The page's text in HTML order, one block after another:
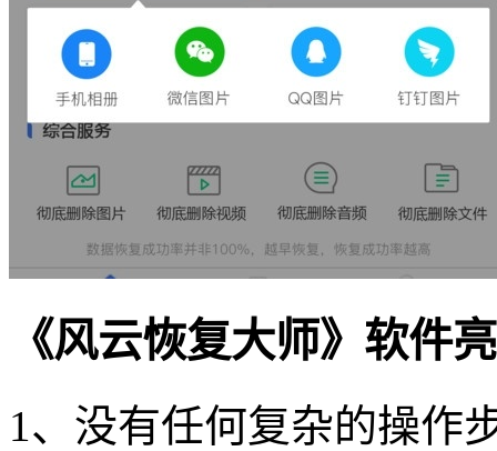
《风云恢复大师》软件
1、没有任何复杂的操作